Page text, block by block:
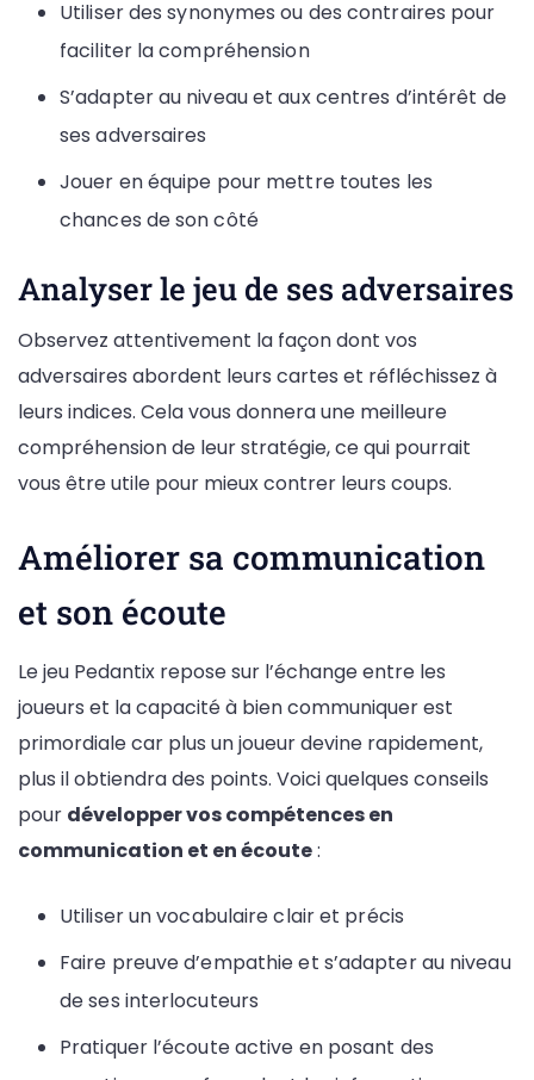
Utiliser des synonymes ou des contraires pour
faciliter la compréhension
S’adapter au niveau et aux centres d’intérêt de
ses adversaires
Jouer en équipe pour mettre toutes les
chances de son côté
Analyser le jeu de ses adversaires
Observez attentivement la façon dont vos
adversaires abordent leurs cartes et réfléchissez à
leurs indices. Cela vous donnera une meilleure
compréhension de leur stratégie, ce qui pourrait
vous être utile pour mieux contrer leurs coups.
Améliorer sa communication
et son écoute
Le jeu Pedantix repose sur l’échange entre les
joueurs et la capacité à bien communiquer est
primordiale car plus un joueur devine rapidement,
plus il obtiendra des points. Voici quelques conseils
pour développer vos compétences en
communication et en écoute:
Utiliser un vocabulaire clair et précis
Faire preuve d’empathie et s’adapter au niveau
de ses interlocuteurs
Pratiquer l’écoute active en posant des